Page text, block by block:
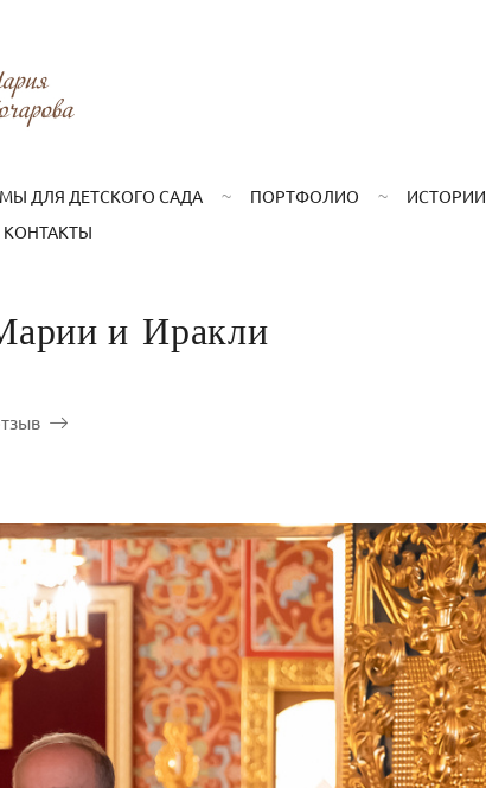
ДЛЯ ДЕТСКОГО САДА ПОРТФОЛИО ИСТОРИИ
КОНТАКТЫ
и Иракли